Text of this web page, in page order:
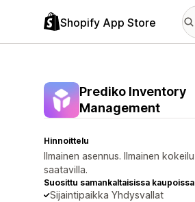
Shopify App Store
Prediko Inventory
Management
Hinnoittelu
Ilmainen asennus. Ilmainen kokeilu
saatavilla.
Suosittu samankaltaisissa kaupoissa
Sijaintipaikka Yhdysvallat